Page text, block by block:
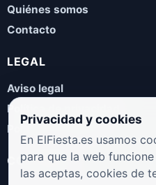
Quiénes somos
Contacto
LEGAL
Aviso legal
Política de privacidad
Política de cookies
COLABORA
Privacidad y cookies
En ElFiesta.es usamos
para que la web
las aceptas, cookies de